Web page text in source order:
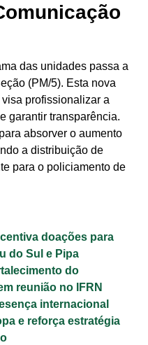
das unidades passa a
(PM/5). Esta nova
profissionalizar a
garantir transparência.
absorver o aumento
a distribuição de
para o policiamento de
doações para
do Sul e Pipa
do
reunião no IFRN
internacional
e reforça estratégia